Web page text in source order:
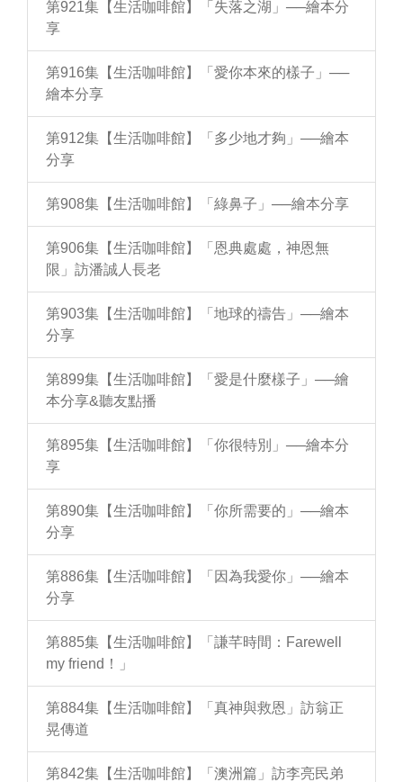
第921集【生活咖啡館】「失落之湖」──繪本分
享
第916集【生活咖啡館】「愛你本來的樣子」──
繪本分享
第912集【生活咖啡館】「多少地才夠」──繪本
分享
第908集【生活咖啡館】「綠鼻子」──繪本分享
第906集【生活咖啡館】「恩典處處，神恩無
限」訪潘誠人長老
第903集【生活咖啡館】「地球的禱告」──繪本
分享
第899集【生活咖啡館】「愛是什麼樣子」──繪
本分享&聽友點播
第895集【生活咖啡館】「你很特別」──繪本分
享
第890集【生活咖啡館】「你所需要的」──繪本
分享
第886集【生活咖啡館】「因為我愛你」──繪本
分享
第885集【生活咖啡館】「謙芊時間：Farewell
my friend！」
第884集【生活咖啡館】「真神與救恩」訪翁正
晃傳道
第842集【生活咖啡館】「澳洲篇」訪李亮民弟